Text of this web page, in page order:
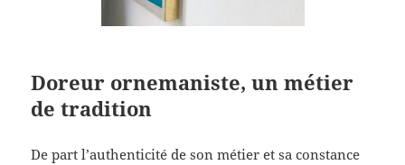
Doreur ornemaniste, un métier
de tradition
De part l’authenticité de son métier et sa constance